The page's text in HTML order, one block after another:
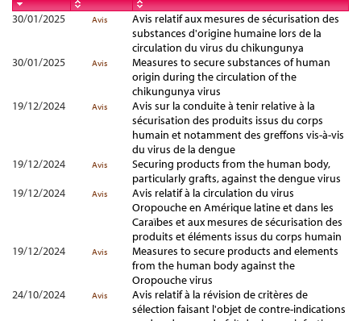
30/01/2025
Avis
Avis relatif aux mesures de sécurisation des
substances d'origine humaine lors de la
circulation du virus du chikungunya
30/01/2025
Avis
Measures to secure substances of human
origin during the circulation of the
chikungunya virus
19/12/2024
Avis
Avis sur la conduite à tenir relative à la
sécurisation des produits issus du corps
humain et notamment des greffons vis-à-vis
du virus de la dengue
19/12/2024
Avis
Securing products from the human body,
particularly grafts, against the dengue virus
19/12/2024
Avis
Avis relatif à la circulation du virus
Oropouche en Amérique latine et dans les
Caraïbes et aux mesures de sécurisation des
produits et éléments issus du corps humain
19/12/2024
Avis
Measures to secure products and elements
from the human body against the
Oropouche virus
24/10/2024
Avis
Avis relatif à la révision de critères de
sélection faisant l'objet de contre-indications